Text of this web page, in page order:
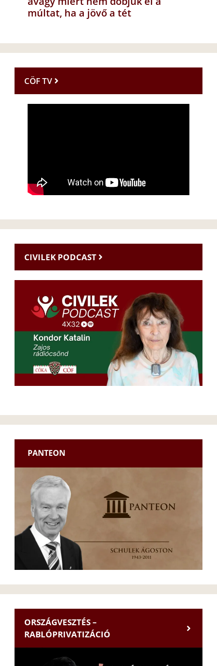
múltat, ha a jövő a tét
CÖF TV
CIVILEK PODCAST
PANTEON
ORSZÁGVESZTÉS –
RABLÓPRIVATIZÁCIÓ